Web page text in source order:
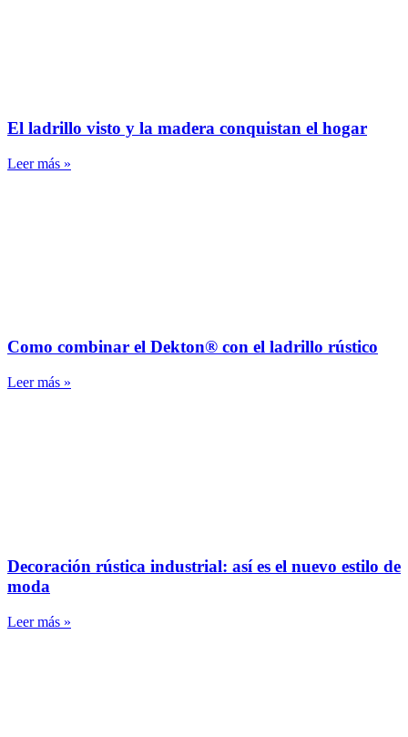
El ladrillo visto y la madera conquistan el hogar
Leer más »
Como combinar el Dekton® con el ladrillo rústico
Leer más »
Decoración rústica industrial: así es el nuevo estilo de
moda
Leer más »